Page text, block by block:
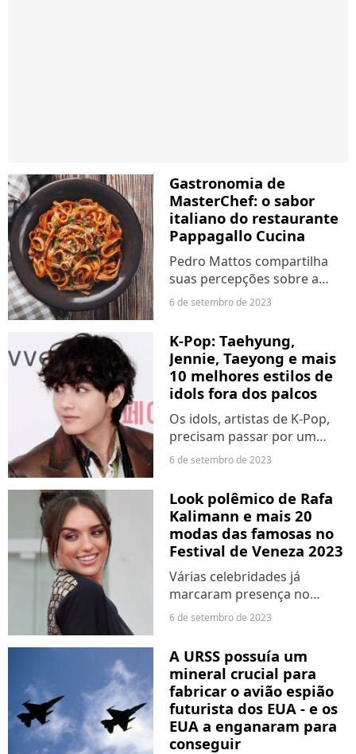
Gastronomia de
MasterChef: o sabor
italiano do restaurante
Pappagallo Cucina
Pedro Mattos compartilha
suas percepções sobre a
evolução dos ingredientes na
6 de setembro de 2023
K-Pop: Taehyung,
Jennie, Taeyong e mais
10 melhores estilos de
idols fora dos palcos
Os idols, artistas de K-Pop,
precisam passar por um
processo árduo até
desejado e isso inclui testar
vários estilos nos palcos. Mas
quando vemos o estilo real
de...
6 de setembro de 2023
Look polêmico de Rafa
Kalimann e mais 20
modas das famosas no
Festival de Veneza 2023
Várias celebridades já
marcaram presença no
Festival de Veneza 2023. É
estão caprichando nos looks
marcantes e maravilhosos.
6 de setembro de 2023
A URSS possuía um
mineral crucial para
fabricar o avião espião
futurista dos EUA - e os
EUA a enganaram para
conseguir